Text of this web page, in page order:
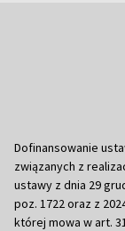
Dofinansowanie
związanych z
ustawy z dnia 29
poz. 1722 oraz z
której mowa w art.